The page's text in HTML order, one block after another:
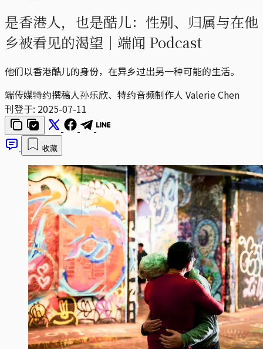
是香港人，也是酷儿：性别、归属与在他
乡被看见的渴望｜端闻 Podcast
他们以香港酷儿的身份，在异乡过出另一种可能的生活。
端传媒特约撰稿人孙乐欣、特约音频制作人 Valerie Chen
刊登于: 2025-07-11
收藏